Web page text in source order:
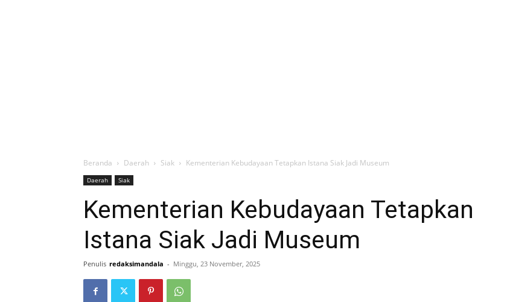
Beranda Daerah Siak Kementerian Kebudayaan Tetapkan Istana Siak Jadi Museum
Daerah Siak
Kementerian Kebudayaan Tetapkan
Istana Siak Jadi Museum
Penulis redaksimandala - Minggu, 23 November, 2025